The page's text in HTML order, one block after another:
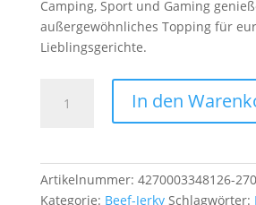
Camping, Sport und Gaming
außergewöhnliches Topping für
Lieblingsgerichte.
In den
Artikelnummer: 4270003348126-
Kategorie: Beef-Jerky Schlagwörter: